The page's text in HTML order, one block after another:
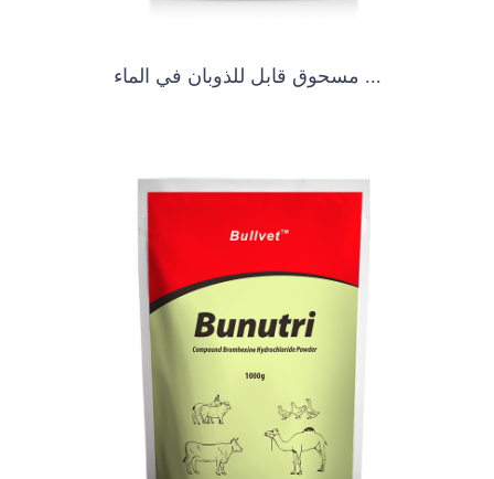
مسحوق قابل للذوبان في الماء ...